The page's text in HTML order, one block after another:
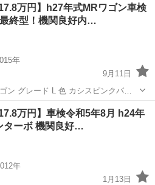
万円】h27年式MRワゴン車検
終型！機関良好内…
年
9月11日
カシスピンクパー
検 令和6年9月29日 エアコン有無 ◯
AT 【CVT】 排気量 660...
車両
万円】車検令和5年8月 h24年
ターボ 機関良好…
年
1月13日